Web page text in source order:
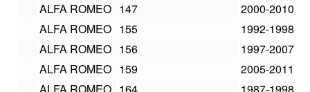
ALFA ROMEO 147 2000-2010
ALFA ROMEO 155 1992-1998
ALFA ROMEO 156 1997-2007
ALFA ROMEO 159 2005-2011